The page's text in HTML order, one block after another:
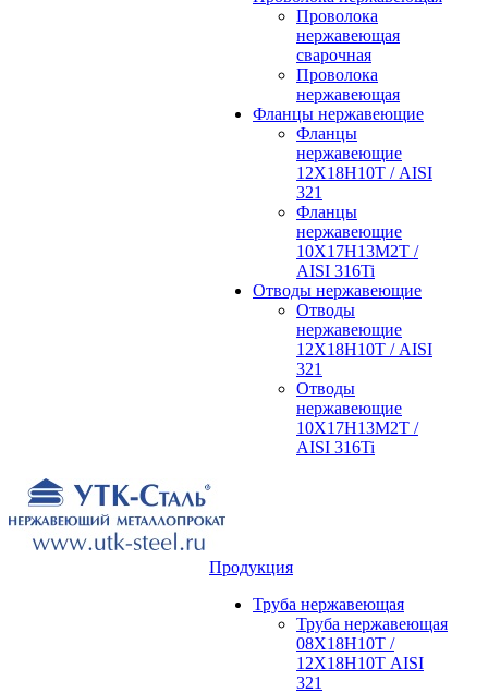
Проволока
нержавеющая
сварочная
Проволока
нержавеющая
Фланцы нержавеющие
Фланцы
нержавеющие
12Х18Н10Т / AISI
321
Фланцы
нержавеющие
10Х17Н13М2Т /
AISI 316Ti
Отводы нержавеющие
Отводы
нержавеющие
12Х18Н10Т / AISI
321
Отводы
нержавеющие
10Х17Н13М2Т /
AISI 316Ti
Продукция
Труба нержавеющая
Труба нержавеющая
08Х18Н10Т /
12Х18Н10Т AISI
321